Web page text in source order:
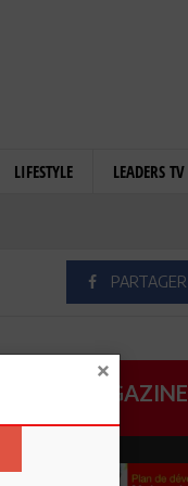
LIFESTYLE LEADERS TV
PARTAGER